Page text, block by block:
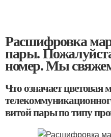
Расшифровка
пары.
номер. Мы
Что означает цветовая
витой пары по типу